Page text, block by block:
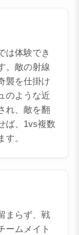
は体験でき
。敵の射線
襲を仕掛け
のような近
れ、敵を翻
ば、1vs複数
。
まらず、戦
ームメイト